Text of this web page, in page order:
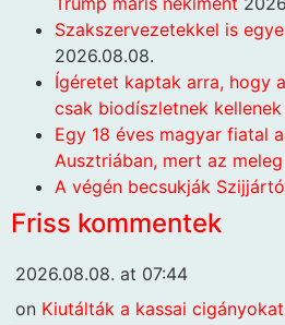
Szakszervezetekkel is
2026.08.08.
Ígéretet kaptak arra, hogy
csak biodíszletnek kellenek
Egy 18 éves magyar fiatal
Ausztriában, mert az
A végén becsukják
Friss kommentek
2026.08.08. at 07:44
on Kiutálták a kassai